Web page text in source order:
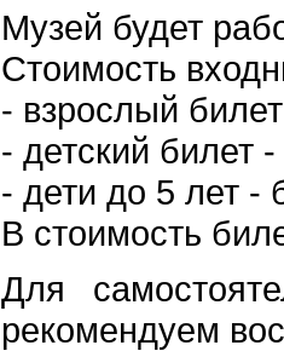
Музей будет
Стоимость
- взрослый
- детский билет
- дети до 5 лет -
В стоимость
Для
рекомендуем